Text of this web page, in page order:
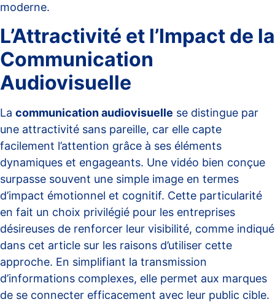
moderne.
L’Attractivité et l’Impact de la
Communication
Audiovisuelle
La communication audiovisuelle se distingue par
une attractivité sans pareille, car elle capte
facilement l’attention grâce à ses éléments
dynamiques et engageants. Une vidéo bien conçue
surpasse souvent une simple image en termes
d’impact émotionnel et cognitif. Cette particularité
en fait un choix privilégié pour les entreprises
désireuses de renforcer leur visibilité, comme indiqué
dans cet article sur les raisons d’utiliser cette
approche. En simplifiant la transmission
d’informations complexes, elle permet aux marques
de se connecter efficacement avec leur public cible.